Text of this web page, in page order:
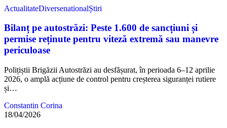
ActualitateDiversenationalȘtiri
Bilanț pe autostrăzi: Peste 1.600 de sancțiuni și
permise reținute pentru viteză extremă sau manevre
periculoase
Polițiștii Brigăzii Autostrăzi au desfășurat, în perioada 6–12 aprilie
2026, o amplă acțiune de control pentru creșterea siguranței rutiere
și…
Constantin Corina
18/04/2026